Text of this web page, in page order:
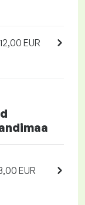
EUR
EUR